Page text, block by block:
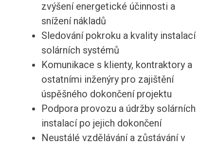
zvýšení energetické účinnosti a
snížení nákladů
Sledování pokroku a kvality instalací
solárních systémů
Komunikace s klienty, kontraktory a
ostatními inženýry pro zajištění
úspěšného dokončení projektu
Podpora provozu a údržby solárních
instalací po jejich dokončení
Neustálé vzdělávání a zůstávání v